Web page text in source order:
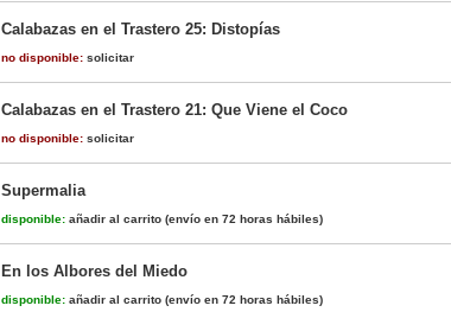
Calabazas en el Trastero 25: Distopías
no disponible: solicitar
Calabazas en el Trastero 21: Que Viene el Coco
no disponible: solicitar
Supermalia
disponible: añadir al carrito (envío en 72 horas hábiles)
En los Albores del Miedo
disponible: añadir al carrito (envío en 72 horas hábiles)